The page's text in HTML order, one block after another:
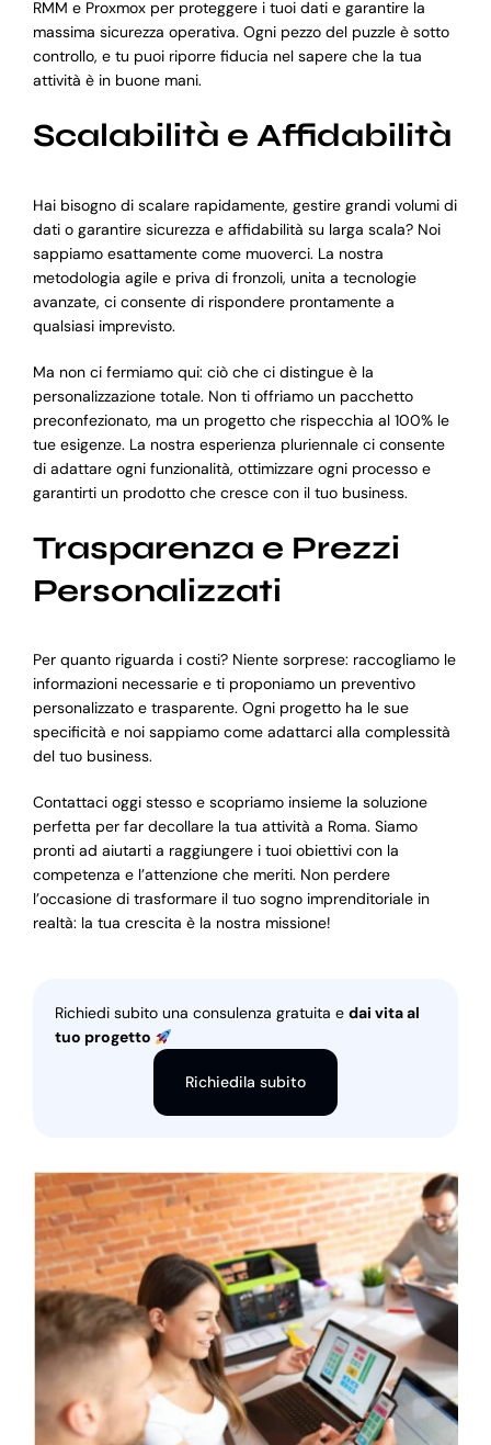
RMM e Proxmox per proteggere i tuoi dati e garantire la
massima sicurezza operativa. Ogni pezzo del puzzle è sotto
controllo, e tu puoi riporre fiducia nel sapere che la tua
attività è in buone mani.
Scalabilità e Affidabilità
Hai bisogno di scalare rapidamente, gestire grandi volumi di
dati o garantire sicurezza e affidabilità su larga scala? Noi
sappiamo esattamente come muoverci. La nostra
metodologia agile e priva di fronzoli, unita a tecnologie
avanzate, ci consente di rispondere prontamente a
qualsiasi imprevisto.
Ma non ci fermiamo qui: ciò che ci distingue è la
personalizzazione totale. Non ti offriamo un pacchetto
preconfezionato, ma un progetto che rispecchia al 100% le
tue esigenze. La nostra esperienza pluriennale ci consente
di adattare ogni funzionalità, ottimizzare ogni processo e
garantirti un prodotto che cresce con il tuo business.
Trasparenza e Prezzi
Personalizzati
Per quanto riguarda i costi? Niente sorprese: raccogliamo le
informazioni necessarie e ti proponiamo un preventivo
personalizzato e trasparente. Ogni progetto ha le sue
specificità e noi sappiamo come adattarci alla complessità
del tuo business.
Contattaci oggi stesso e scopriamo insieme la soluzione
perfetta per far decollare la tua attività a Roma. Siamo
pronti ad aiutarti a raggiungere i tuoi obiettivi con la
competenza e l’attenzione che meriti. Non perdere
l’occasione di trasformare il tuo sogno imprenditoriale in
realtà: la tua crescita è la nostra missione!
Richiedi subito una consulenza gratuita e dai vita al
tuo progetto
Richiedila subito